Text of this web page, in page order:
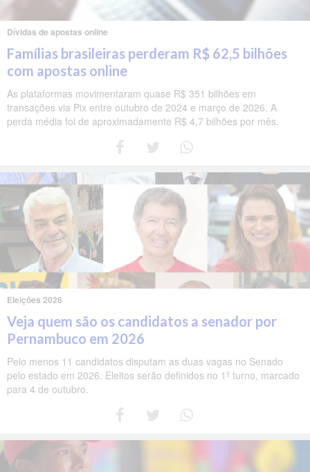
Dívidas de apostas online
Famílias brasileiras perderam R$ 62,5 bilhões
com apostas online
As plataformas movimentaram quase R$ 351 bilhões em
transações via Pix entre outubro de 2024 e março de 2026. A
perda média foi de aproximadamente R$ 4,7 bilhões por mês.
Eleições 2026
Veja quem são os candidatos a senador por
Pernambuco em 2026
Pelo menos 11 candidatos disputam as duas vagas no Senado
pelo estado em 2026. Eleitos serão definidos no 1º turno, marcado
para 4 de outubro.